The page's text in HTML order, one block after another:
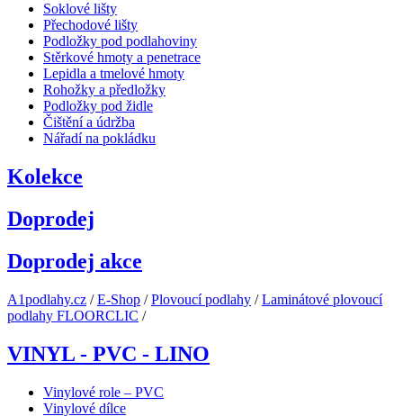
Soklové lišty
Přechodové lišty
Podložky pod podlahoviny
Stěrkové hmoty a penetrace
Lepidla a tmelové hmoty
Rohožky a předložky
Podložky pod židle
Čištění a údržba
Nářadí na pokládku
Kolekce
Doprodej
Doprodej akce
A1podlahy.cz /E-Shop /Plovoucí podlahy /Laminátové plovoucí
podlahy FLOORCLIC /
VINYL - PVC - LINO
Vinylové role – PVC
Vinylové dílce